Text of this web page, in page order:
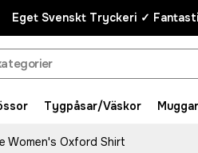
Eget Svenskt Tryckeri ✓
Tygpåsar/Väskor
Women's Oxford Shirt